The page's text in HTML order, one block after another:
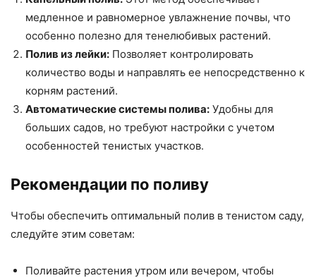
медленное и равномерное увлажнение почвы, что
особенно полезно для тенелюбивых растений.
Полив из лейки: Позволяет контролировать
количество воды и направлять ее непосредственно к
корням растений.
Автоматические системы полива: Удобны для
больших садов, но требуют настройки с учетом
особенностей тенистых участков.
Рекомендации по поливу
Чтобы обеспечить оптимальный полив в тенистом саду,
следуйте этим советам:
Поливайте растения утром или вечером, чтобы